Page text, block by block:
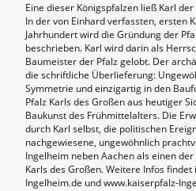
Eine dieser Königspfalzen ließ Karl
In der von Einhard verfassten, ersten
Jahrhundert wird die Gründung der
beschrieben. Karl wird darin als
Baumeister der Pfalz gelobt. Der
die schriftliche Überlieferung:
Symmetrie und einzigartig in den
Pfalz Karls des Großen aus heutiger
Baukunst des Frühmittelalters. Die
durch Karl selbst, die politischen
nachgewiesene, ungewöhnlich
Ingelheim neben Aachen als einen
Karls des Großen. Weitere Infos
Ingelheim.de und www.kaiserpfalz-